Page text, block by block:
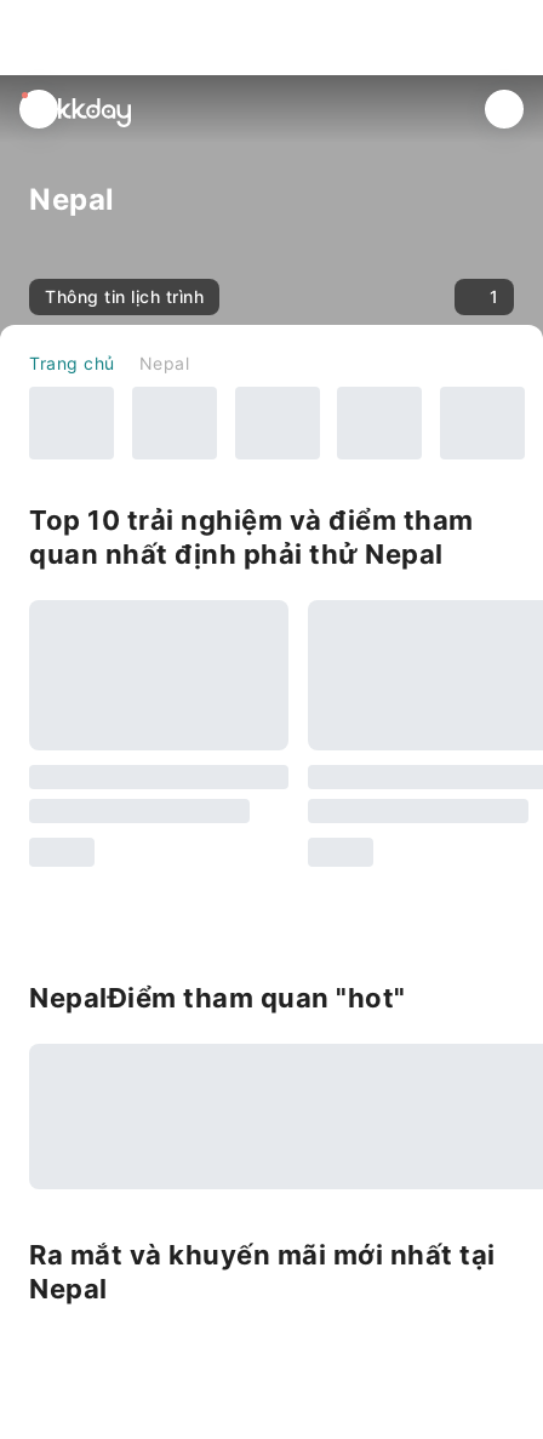
unread
notifications
Nepal
Thông tin lịch trình 1
Trang chủ Nepal
Top 10 trải nghiệm và điểm tham
quan nhất định phải thử Nepal
NepalĐiểm tham quan "hot"
Ra mắt và khuyến mãi mới nhất tại
Nepal